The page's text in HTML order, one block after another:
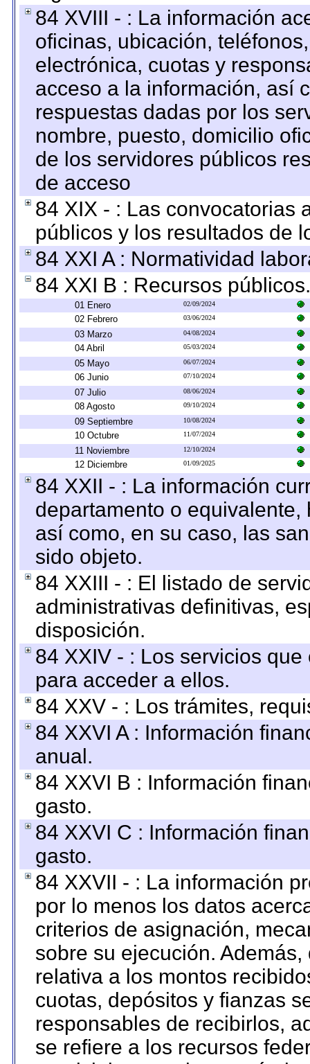
84 XVIII - : La información
oficinas, ubicación,
electrónica, cuotas y
acceso a la información, así
respuestas dadas por los
nombre, puesto, domicilio
de los servidores públicos
de acceso
84 XIX - : Las convocatorias
públicos y los resultados de
84 XXI A : Normatividad
84 XXI B : Recursos públicos.
01 Enero 02/09/2024
02 Febrero 03/06/2024
03 Marzo 04/08/2024
04 Abril 05/03/2024
05 Mayo 06/07/2024
06 Junio 07/10/2024
07 Julio 08/06/2024
08 Agosto 09/10/2024
09 Septiembre 10/08/2024
10 Octubre 11/07/2024
11 Noviembre 12/10/2024
12 Diciembre 01/09/2025
84 XXII - : La información
departamento o
así como, en su caso, las
sido objeto.
84 XXIII - : El listado de
administrativas definitivas,
disposición.
84 XXIV - : Los servicios
para acceder a ellos.
84 XXV - : Los trámites,
84 XXVI A : Información
anual.
84 XXVI B : Información
gasto.
84 XXVI C : Información
gasto.
84 XXVII - : La información
por lo menos los datos
criterios de asignación,
sobre su ejecución.
relativa a los montos
cuotas, depósitos y fianzas
responsables de recibirlos,
se refiere a los recursos